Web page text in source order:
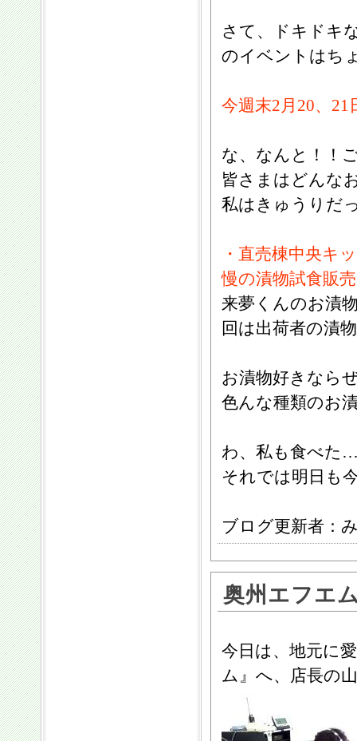
さて、ドキドキ
のイベントはち
今週末2月20、
な、なんと！！
皆さまはどんな
私はきゅうりだ
・直売棟中央キ
慢の漬物試食販
来夢くんのお漬
回は出荷者の漬
お漬物好きなら
色んな種類のお
わ、私も食べた
それでは明日も
ブログ更新者：
奥州エフエ
今日は、地元に
ム』へ、店長の